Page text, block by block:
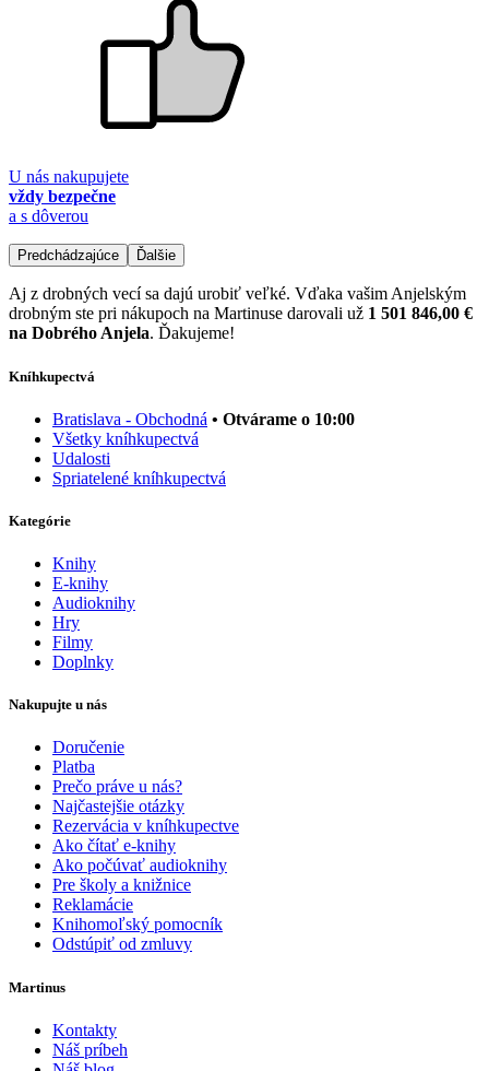
U nás nakupujete
vždy bezpečne
a s dôverou
Predchádzajúce Ďalšie
Aj z drobných vecí sa dajú urobiť veľké. Vďaka vašim Anjelským
drobným ste pri nákupoch na Martinuse darovali už 1 501 846,00 €
na Dobrého Anjela. Ďakujeme!
Kníhkupectvá
Bratislava - Obchodná • Otvárame o 10:00
Všetky kníhkupectvá
Udalosti
Spriatelené kníhkupectvá
Kategórie
Knihy
E-knihy
Audioknihy
Hry
Filmy
Doplnky
Nakupujte u nás
Doručenie
Platba
Prečo práve u nás?
Najčastejšie otázky
Rezervácia v kníhkupectve
Ako čítať e-knihy
Ako počúvať audioknihy
Pre školy a knižnice
Reklamácie
Knihomoľský pomocník
Odstúpiť od zmluvy
Martinus
Kontakty
Náš príbeh